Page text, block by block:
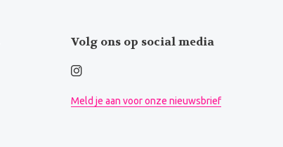
Volg ons op social media
Meld je aan voor onze nieuwsbrief